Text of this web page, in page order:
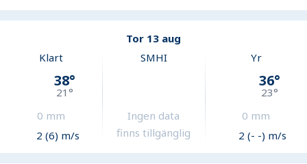
Tor 13 aug
Klart
38°
21°
0 mm
2 (6) m/s
SMHI
Ingen data
finns tillgänglig
Yr
36°
23°
0 mm
2 (- -) m/s